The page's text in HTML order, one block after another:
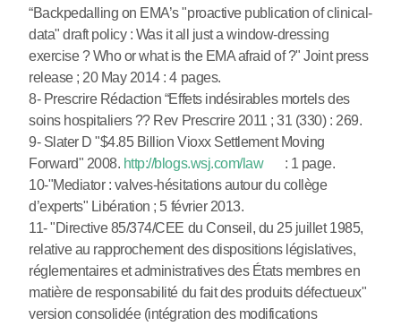
“Backpedalling on EMA’s "proactive publication of clinical-
data" draft policy : Was it all just a window-dressing
exercise ? Who or what is the EMA afraid of ?" Joint press
release ; 20 May 2014 : 4 pages.
8- Prescrire Rédaction “Effets indésirables mortels des
soins hospitaliers ?? Rev Prescrire 2011 ; 31 (330) : 269.
9- Slater D "$4.85 Billion Vioxx Settlement Moving
Forward" 2008. http://blogs.wsj.com/law
: 1 page.
10-"Mediator : valves-hésitations autour du collège
d’experts" Libération ; 5 février 2013.
11- "Directive 85/374/CEE du Conseil, du 25 juillet 1985,
relative au rapprochement des dispositions législatives,
réglementaires et administratives des États membres en
matière de responsabilité du fait des produits défectueux"
version consolidée (intégration des modifications